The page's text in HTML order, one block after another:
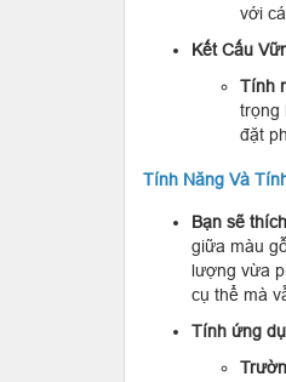
với
Kết Cấu
Tính
trọng
đặt
Tính Năng Và
Bạn sẽ
giữa màu
lượng vừa
cụ thể mà
Tính ứng